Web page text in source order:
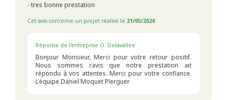
- tres bonne prestation
Cet avis concerne un projet réalisé le 21/05/2026
Réponse de l'entreprise O. Delavallee
Bonjour Monsieur, Merci pour votre retour positif.
Nous sommes ravis que notre prestation ait
répondu à vos attentes. Merci pour votre confiance.
L'équipe Daniel Moquet Plerguer